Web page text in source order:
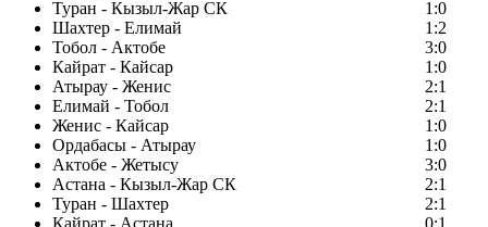
Туран - Кызыл-Жар СК
1:0
Шахтер - Елимай
1:2
Тобол - Актобе
3:0
Кайрат - Кайсар
1:0
Атырау - Женис
2:1
Елимай - Тобол
2:1
Женис - Кайсар
1:0
Ордабасы - Атырау
1:0
Актобе - Жетысу
3:0
Астана - Кызыл-Жар СК
2:1
Туран - Шахтер
2:1